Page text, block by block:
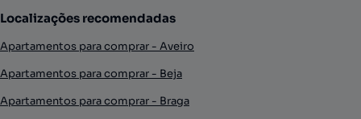
Localizações recomendadas
Apartamentos para comprar - Aveiro
Apartamentos para comprar - Beja
Apartamentos para comprar - Braga